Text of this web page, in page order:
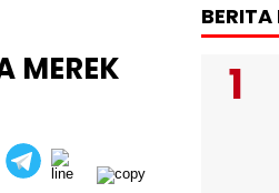
MEREK
BERITA